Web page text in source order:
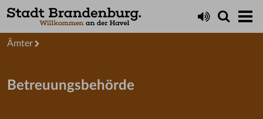
Ämter
Betreuungsbehörde